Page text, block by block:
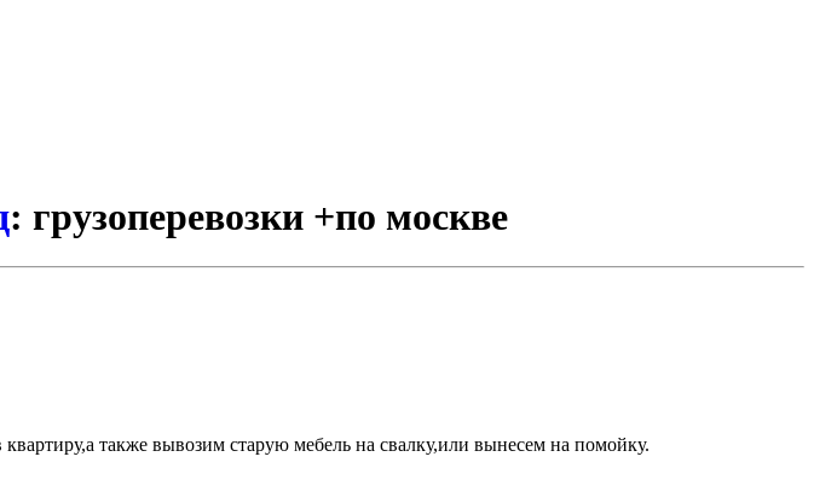
: грузоперевозки +по москве
также вывозим старую мебель на свалку,или вынесем на помойку.